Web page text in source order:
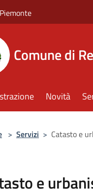
Comune di
Novità
> Servizi > Catasto e
e